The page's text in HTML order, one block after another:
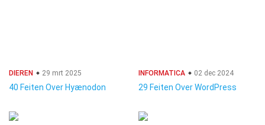
DIEREN 29 mrt 2025
40 Feiten Over Hyænodon
INFORMATICA 02 dec 2024
29 Feiten Over WordPress